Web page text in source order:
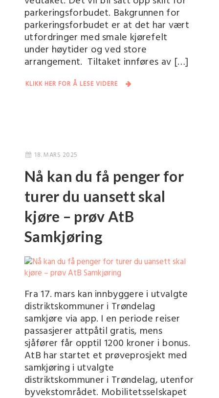
parkeringsforbudet. Bakgrunnen for
parkeringsforbudet er at det har vært
utfordringer med smale kjørefelt
under høytider og ved store
arrangement. Tiltaket innføres av […]
KLIKK HER FOR Å LESE VIDERE
18. MARS 2025
Nå kan du få penger for
turer du uansett skal
kjøre – prøv AtB
Samkjøring
Fra 17. mars kan innbyggere i utvalgte
distriktskommuner i Trøndelag
samkjøre via app. I en periode reiser
passasjerer attpåtil gratis, mens
sjåfører får opptil 1200 kroner i bonus.
AtB har startet et prøveprosjekt med
samkjøring i utvalgte
distriktskommuner i Trøndelag, utenfor
byvekstområdet. Mobilitetsselskapet